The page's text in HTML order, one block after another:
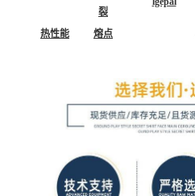
裂
热性能 熔点